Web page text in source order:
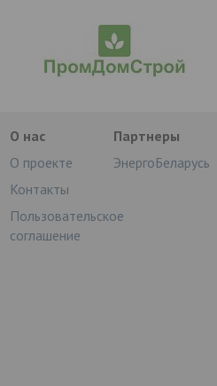
О нас
О проекте
Контакты
Пользовательское
соглашение
Партнеры
ЭнергоБеларусь